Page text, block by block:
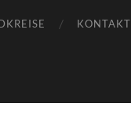
KONTAKT